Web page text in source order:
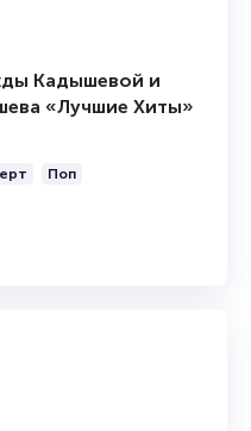
Кадышевой и
«Лучшие Хиты»
Поп